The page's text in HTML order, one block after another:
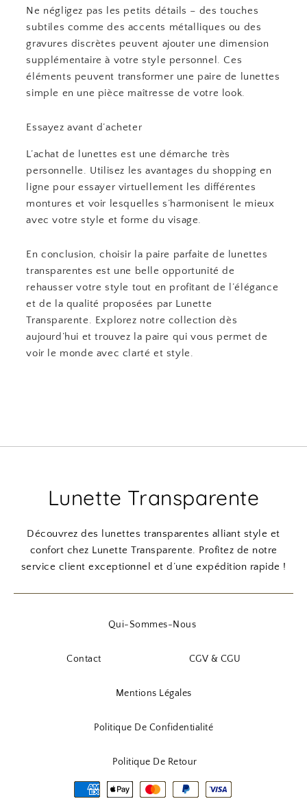
Ne négligez pas les petits détails – des touches
subtiles comme des accents métalliques ou des
gravures discrètes peuvent ajouter une dimension
supplémentaire à votre style personnel. Ces
éléments peuvent transformer une paire de lunettes
simple en une pièce maîtresse de votre look.
Essayez avant d’acheter
L’achat de lunettes est une démarche très
personnelle. Utilisez les avantages du shopping en
ligne pour essayer virtuellement les différentes
montures et voir lesquelles s’harmonisent le mieux
avec votre style et forme du visage.
En conclusion, choisir la paire parfaite de lunettes
transparentes est une belle opportunité de
rehausser votre style tout en profitant de l’élégance
et de la qualité proposées par Lunette
Transparente. Explorez notre collection dès
aujourd’hui et trouvez la paire qui vous permet de
voir le monde avec clarté et style.
Lunette Transparente
Découvrez des lunettes transparentes alliant style et
confort chez Lunette Transparente. Profitez de notre
service client exceptionnel et d’une expédition rapide !
Qui-Sommes-Nous
Contact CGV & CGU
Mentions Légales
Politique De Confidentialité
Politique De Retour